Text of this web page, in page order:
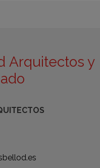
Arquitectos y